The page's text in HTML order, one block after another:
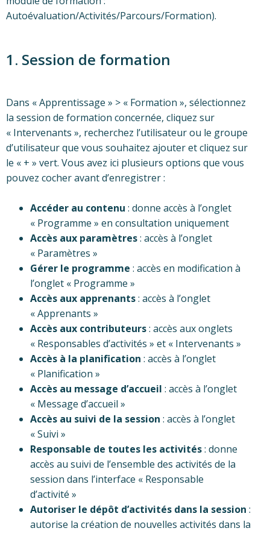
Autoévaluation/Activités/Parcours/Formation).
1. Session de formation
Dans « Apprentissage » > « Formation », sélectionnez
la session de formation concernée, cliquez sur
« Intervenants », recherchez l’utilisateur ou le groupe
d’utilisateur que vous souhaitez ajouter et cliquez sur
le « + » vert. Vous avez ici plusieurs options que vous
pouvez cocher avant d’enregistrer :
Accéder au contenu : donne accès à l’onglet
« Programme » en consultation uniquement
Accès aux paramètres: accès à l’onglet
« Paramètres »
Gérer le programme : accès en modification à
l’onglet « Programme »
Accès aux apprenants: accès à l’onglet
« Apprenants »
Accès aux contributeurs: accès aux onglets
« Responsables d’activités » et « Intervenants »
Accès à la planification : accès à l’onglet
« Planification »
Accès au message d’accueil : accès à l’onglet
« Message d’accueil »
Accès au suivi de la session : accès à l’onglet
« Suivi »
Responsable de toutes les activités: donne
accès au suivi de l’ensemble des activités de la
session dans l’interface « Responsable
d’activité »
Autoriser le dépôt d’activités dans la session :
autorise la création de nouvelles activités dans la